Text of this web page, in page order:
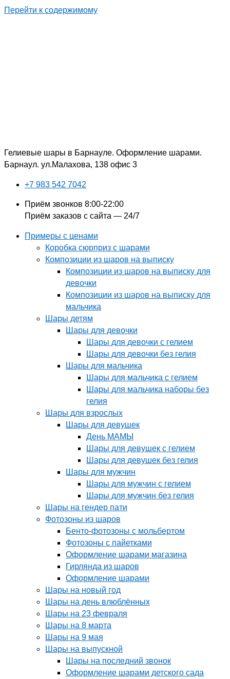
Перейти к содержимому
Гелиевые шары в Барнауле. Оформление шарами.
Барнаул. ул.Малахова, 138 офис 3
+7 983 542 7042
Приём звонков 8:00-22:00
Приём заказов с сайта — 24/7
Примеры с ценами
Коробка сюрприз с шарами
Композиции из шаров на выписку
Композиции из шаров на выписку для
девочки
Композиции из шаров на выписку для
мальчика
Шары детям
Шары для девочки
Шары для девочки с гелием
Шары для девочки без гелия
Шары для мальчика
Шары для мальчика с гелием
Шары для мальчика наборы без
гелия
Шары для взрослых
Шары для девушек
День МАМЫ
Шары для девушек с гелием
Шары для девушек без гелия
Шары для мужчин
Шары для мужчин с гелием
Шары для мужчин без гелия
Шары на гендер пати
Фотозоны из шаров
Бенто-фотозоны с мольбертом
Фотозоны с пайетками
Оформление шарами магазина
Гирлянда из шаров
Оформление шарами
Шары на новый год
Шары на день влюблённых
Шары на 23 февраля
Шары на 8 марта
Шары на 9 мая
Шары на выпускной
Шары на последний звонок
Оформление шарами детского сада